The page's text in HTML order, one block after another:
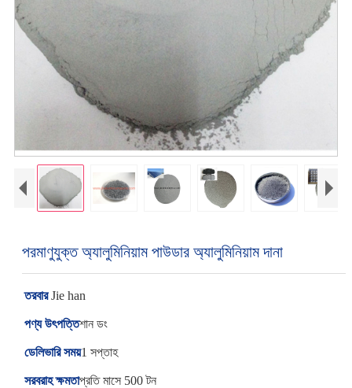
পরমাণুযুক্ত অ্যালুমিনিয়াম পাউডার অ্যালুমিনিয়াম দানা
তরবারJie han
পণ্য উৎপত্তিশান ডং
ডেলিভারি সময়1 সপ্তাহ
সরবরাহ ক্ষমতাপ্রতি মাসে 500 টন